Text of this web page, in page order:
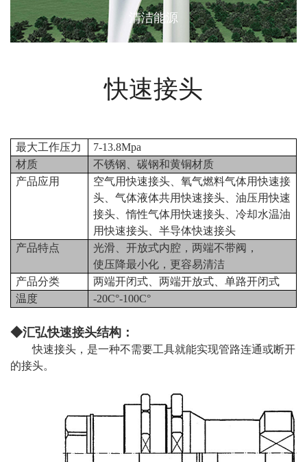
清洁能源
快速接头
最大工作压力
7-13.8Mpa
材质
不锈钢、碳钢和黄铜材质
产品应用
空气用快速接头、氧气燃料气体用快速接
头、气体液体共用快速接头、油压用快速
接头、惰性气体用快速接头、冷却水温油
用快速接头、半导体快速接头
产品特点
光滑、开放式内腔，两端不带阀，
使压降最小化，更容易清洁
产品分类
两端开闭式、两端开放式、单路开闭式
温度
-20C°-100C°
◆汇弘快速接头结构：
快速接头，是一种不需要工具就能实现管路连通或断开
的接头。